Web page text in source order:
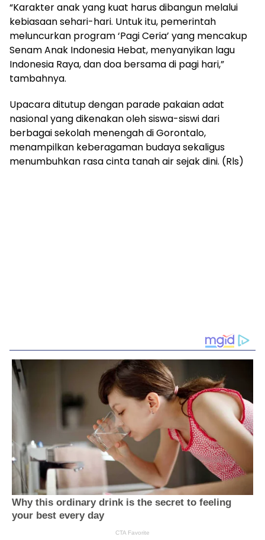
“Karakter anak yang kuat harus dibangun melalui
kebiasaan sehari-hari. Untuk itu, pemerintah
meluncurkan program ‘Pagi Ceria’ yang mencakup
Senam Anak Indonesia Hebat, menyanyikan lagu
Indonesia Raya, dan doa bersama di pagi hari,”
tambahnya.
Upacara ditutup dengan parade pakaian adat
nasional yang dikenakan oleh siswa-siswi dari
berbagai sekolah menengah di Gorontalo,
menampilkan keberagaman budaya sekaligus
menumbuhkan rasa cinta tanah air sejak dini. (Rls)